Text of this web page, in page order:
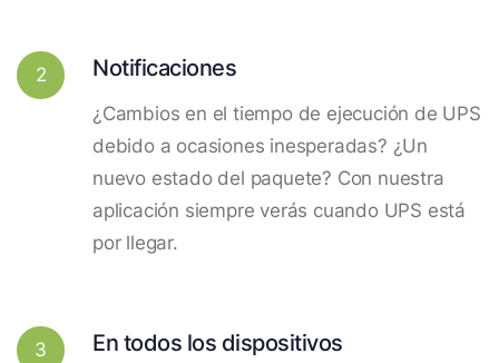
2 Notificaciones
¿Cambios en el tiempo de ejecución de UPS
debido a ocasiones inesperadas? ¿Un
nuevo estado del paquete? Con nuestra
aplicación siempre verás cuando UPS está
por llegar.
3 En todos los dispositivos